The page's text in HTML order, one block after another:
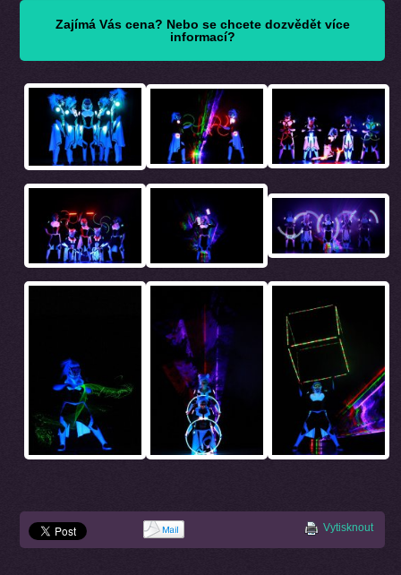
Zajímá Vás cena? Nebo se chcete dozvědět více
informací?
Vytisknout